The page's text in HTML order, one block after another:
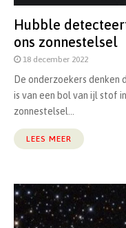
Hubble
ons zonnestelsel
18 december 2022
De onderzoekers
is van een bol van ijl stof
zonnestelsel...
LEES MEER